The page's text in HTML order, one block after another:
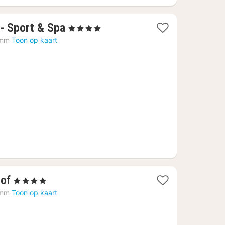
Sport & Spa 1
, 4 Sterren
Toon op kaart
1
nacht
, 4 Sterren
Toon op kaart